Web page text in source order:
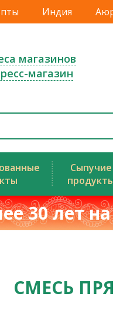
Индия
магазинов
магазин
Сыпучие
30 лет
СМЕСЬ